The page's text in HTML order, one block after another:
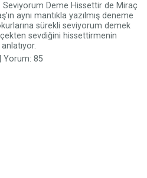
Seviyorum Deme Hissettir de Miraç
aynı mantıkla yazılmış deneme
sürekli seviyorum demek
sevdiğini hissettirmenin
Yorum: 85